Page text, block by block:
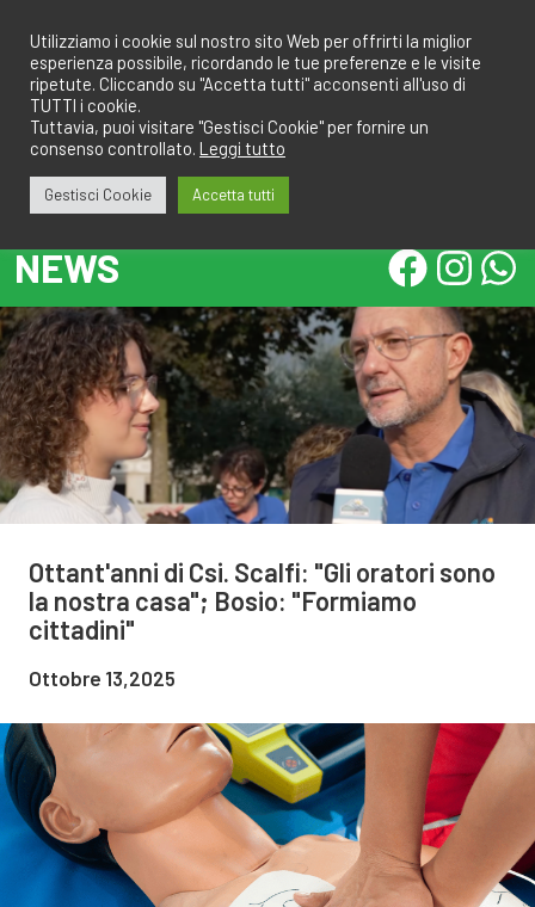
contenuto
NEWS
Ottant'anni di Csi. Scalfi: "Gli oratori sono
la nostra casa"; Bosio: "Formiamo
cittadini"
Ottobre 13,2025
Utilizziamo i cookie sul nostro sito Web per offrirti la miglior
esperienza possibile, ricordando le tue preferenze e le visite
ripetute. Cliccando su "Accetta tutti" acconsenti all'uso di
TUTTI i cookie.
Tuttavia, puoi visitare "Gestisci Cookie" per fornire un
consenso controllato. Leggi tutto
Gestisci Cookie Accetta tutti